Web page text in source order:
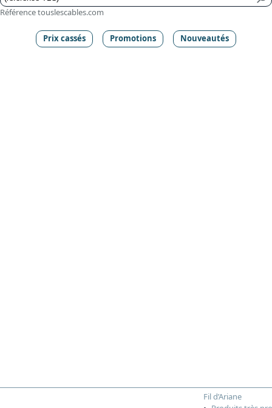
Référence touslescables.com
Prix cassés Promotions Nouveautés
Fil d’Ariane